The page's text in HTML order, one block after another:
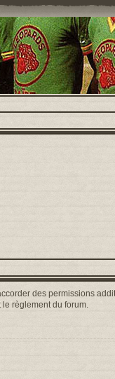
des permissions
le règlement du forum.